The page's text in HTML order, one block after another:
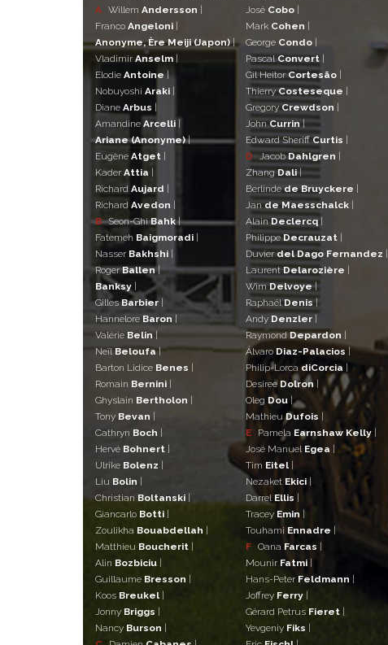
A Willem Andersson |
Franco Angeloni |
Anonyme, Ère Meiji (Japon)|
Vladimir Anselm |
Elodie Antoine|
Nobuyoshi Araki |
Diane Arbus |
Amandine Arcelli |
Ariane (Anonyme)|
Eugène Atget |
Kader Attia |
Richard Aujard |
Richard Avedon |
B Seon-GhiBahk|
Fatemeh Baigmoradi |
Nasser Bakhshi |
RogerBallen|
Banksy |
GillesBarbier |
Hannelore Baron |
Valérie Belin|
Neïl Beloufa|
Barton Lidice Benes |
Romain Bernini |
Ghyslain Bertholon |
Tony Bevan |
Cathryn Boch |
Hervé Bohnert |
Ulrike Bolenz |
Liu Bolin |
Christian Boltanski |
Giancarlo Botti |
Zoulikha Bouabdellah |
Matthieu Boucherit |
Alin Bozbiciu |
Guillaume Bresson |
Koos Breukel |
Jonny Briggs |
Nancy Burson |
José Cobo |
Mark Cohen |
George Condo |
PascalConvert |
Gil HeitorCortesão |
ThierryCosteseque |
GregoryCrewdson |
JohnCurrin|
Edward SheriffCurtis |
D JacobDahlgren |
ZhangDali|
Berlindede Bruyckere |
Jande Maesschalck |
AlainDeclercq|
PhilippeDecrauzat |
Duvierdel Dago Fernandez |
LaurentDelarozière |
WimDelvoye|
RaphaëlDenis|
Andy Denzler |
RaymondDepardon |
Álvaro Diaz-Palacios |
Philip-LorcadiCorcia |
Desiree Dolron |
Oleg Dou |
MathieuDufois |
E
Pamela Earnshaw Kelly |
José Manuel Egea |
Tim Eitel |
Nezaket Ekici |
Darrel Ellis |
Tracey Emin |
Touhami Ennadre |
F Oana Farcas |
Mounir Fatmi |
Hans-Peter Feldmann |
Joffrey Ferry |
Gérard Petrus Fieret |
Yevgeniy Fiks |